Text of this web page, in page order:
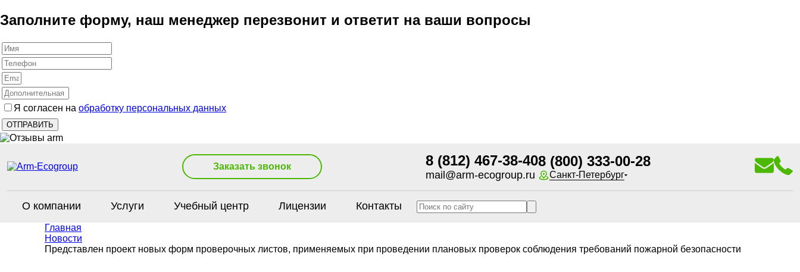
Заполните форму, наш менеджер перезвонит и ответит на ваши вопросы
Я согласен на обработку персональных данных
Заказать звонок 8 (812) 467-38-40
mail@arm-ecogroup.ru
8 (800) 333-00-28
Санкт-Петербург
О компании Услуги Учебный центр Лицензии Контакты
Главная
Новости
Представлен проект новых форм проверочных листов, применяемых при проведении плановых проверок соблюдения требований пожарной безопасности